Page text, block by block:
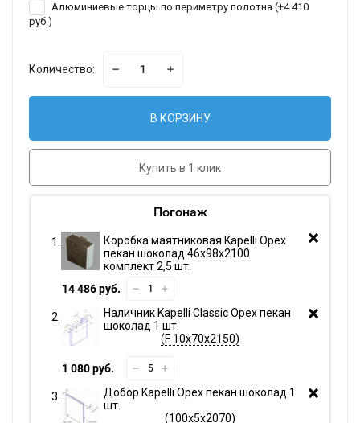
Алюминиевые торцы по периметру полотна (+4 410
руб.)
Количество:
В КОРЗИНУ
Купить в 1 клик
Погонаж
Коробка маятниковая Kapelli Орех
пекан шоколад 46х98х2100
комплект 2,5 шт.
14 486 руб.
Наличник Kapelli Classic Орех пекан
шоколад 1 шт.
F 10х70х2150
1 080 руб.
Добор Kapelli Орех пекан шоколад 1
шт.
100х5х2070